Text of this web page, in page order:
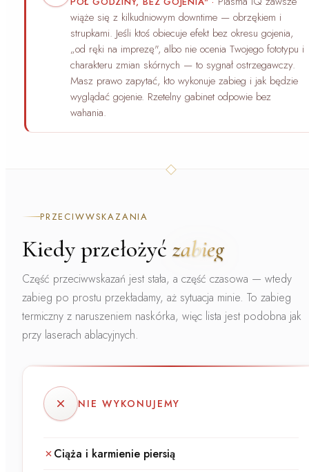
wiąże się z kilkudniowym downtime — obrzękiem i
strupkami. Jeśli ktoś obiecuje efekt bez okresu gojenia,
„od ręki na imprezę", albo nie ocenia Twojego fototypu i
charakteru zmian skórnych — to sygnał ostrzegawczy.
Masz prawo zapytać, kto wykonuje zabieg i jak będzie
wyglądać gojenie. Rzetelny gabinet odpowie bez
wahania.
PRZECIWWSKAZANIA
Kiedy przełożyć zabieg
Część przeciwwskazań jest stała, a część czasowa — wtedy
zabieg po prostu przekładamy, aż sytuacja minie. To zabieg
termiczny z naruszeniem naskórka, więc lista jest podobna jak
przy laserach ablacyjnych.
NIE WYKONUJEMY
Ciąża i karmienie piersią